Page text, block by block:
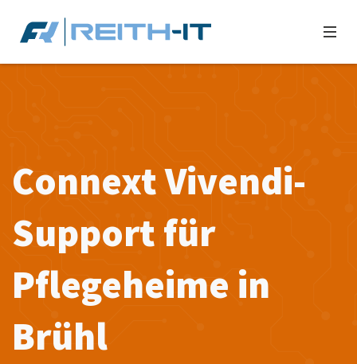
Connext Vivendi-
Support für
Pflegeheime in
Brühl